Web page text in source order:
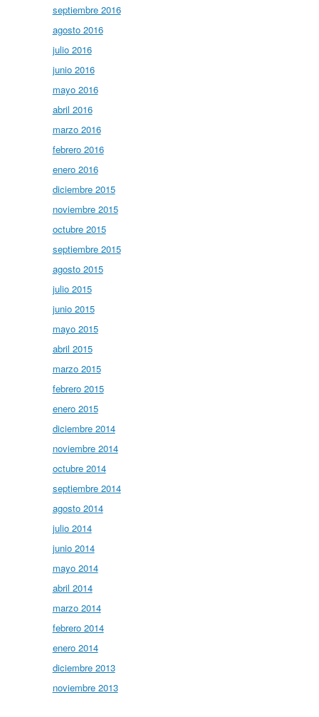
septiembre 2016
agosto 2016
julio 2016
junio 2016
mayo 2016
abril 2016
marzo 2016
febrero 2016
enero 2016
diciembre 2015
noviembre 2015
octubre 2015
septiembre 2015
agosto 2015
julio 2015
junio 2015
mayo 2015
abril 2015
marzo 2015
febrero 2015
enero 2015
diciembre 2014
noviembre 2014
octubre 2014
septiembre 2014
agosto 2014
julio 2014
junio 2014
mayo 2014
abril 2014
marzo 2014
febrero 2014
enero 2014
diciembre 2013
noviembre 2013